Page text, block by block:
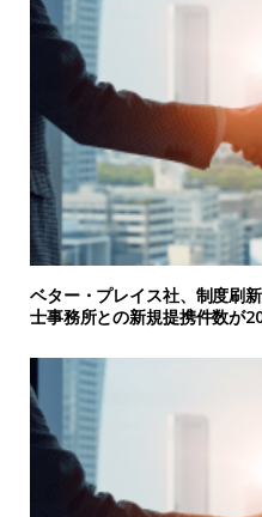
ベター・プレイス社、制度刷
士事務所との新規提携件数が